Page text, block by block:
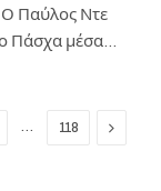
​Ο Παύλος Ντε
Πάσχα μέσα
… 118 Next